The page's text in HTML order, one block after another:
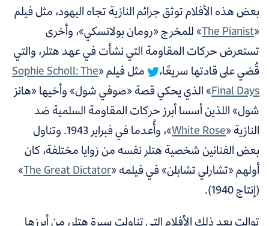
بعض هذه الأفلام توثق جرائم النازية تجاه اليهود، مثل فيلم
«
The Pianist» للمخرج «رومان بولانسكي»، وأخرى
تستعرض حركات المقاومةالتي نشأت في عهد هتلر، والتي
قُضي على قادتها سريعًا،
مثل فيلم «Sophie Scholl: The
Final Days» الذي يحكي قصة «صوفي شول» وأخيها «هانز
شول» اللذين أسسا أبرز حركات المقاومة السلمية ضد
النازية «White Rose
»، وأُعدما في فبراير 1943. وتناول
بعض الفنانين شخصية هتلر نفسه من زوايا مختلفة، كان
أولهم «تشارلي تشابلن» في فيلمه «The Great Dictator
»
(إنتاج 1940).
توالت بعد ذلك الأفلام التي تناولت سيرة هتلر، من أبرزها